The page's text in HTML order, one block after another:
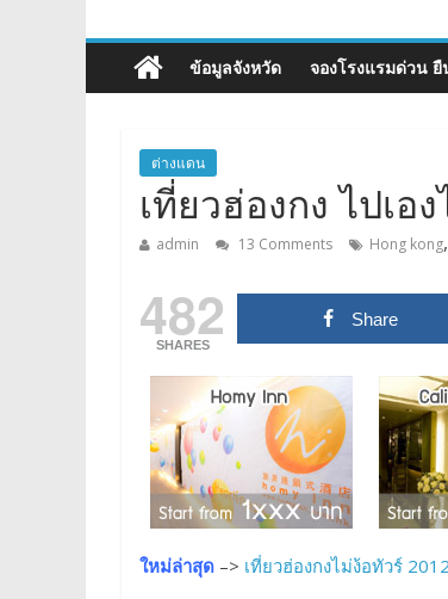
ข้อมูลจังหวัด จองโรงแรมด่วน
ต่างแดน
เที่ยวฮ่องกง ไปเอ
admin 13 Comments Hong kong,
482
SHARES
Share
ใหม่ล่าสุด –> เที่ยวฮ่องกงไม่ง้อทัวร์ 2012